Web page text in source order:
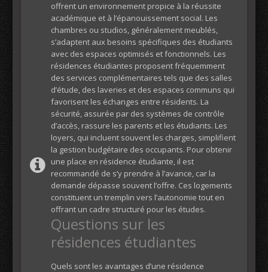
offrent un environnement propice à la réussite
académique et à l’épanouissement social. Les
chambres ou studios, généralement meublés,
s’adaptent aux besoins spécifiques des étudiants
avec des espaces optimisés et fonctionnels. Les
résidences étudiantes proposent fréquemment
des services complémentaires tels que des salles
d’étude, des laveries et des espaces communs qui
favorisent les échanges entre résidents. La
sécurité, assurée par des systèmes de contrôle
d’accès, rassure les parents et les étudiants. Les
loyers, qui incluent souvent les charges, simplifient
la gestion budgétaire des occupants. Pour obtenir
une place en résidence étudiante, il est
recommandé de s’y prendre à l’avance, car la
demande dépasse souvent l’offre. Ces logements
constituent un tremplin vers l’autonomie tout en
offrant un cadre structuré pour les études.
Questions sur les
résidences étudiantes
Quels sont les avantages d’une résidence